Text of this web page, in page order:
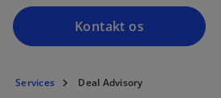
Kontakt os
Services Deal Advisory